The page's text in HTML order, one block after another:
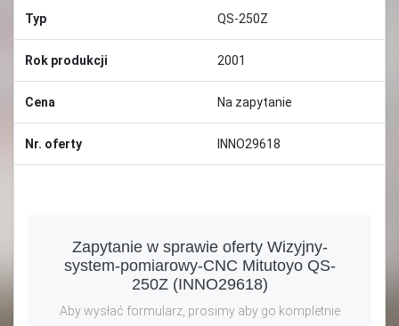
Typ QS-250Z
Rok produkcji 2001
Cena Na zapytanie
Nr. oferty INNO29618
Zapytanie w sprawie oferty Wizyjny-
system-pomiarowy-CNC Mitutoyo QS-
250Z (INNO29618)
Aby wysłać formularz, prosimy aby go kompletnie